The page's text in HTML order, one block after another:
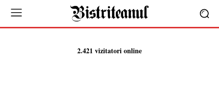
2.421 vizitatori online